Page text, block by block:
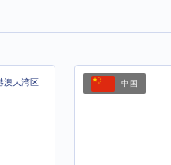
澳大湾区 中国